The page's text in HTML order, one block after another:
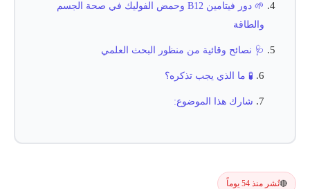
🌱 دور فيتامين B12 وحمض الفوليك في صحة الجسم
والطاقة
🩺 نصائح وقائية من منظور البحث العلمي
🧪 ما الذي يجب تذكره؟
شارك هذا الموضوع:
🔴نُشر منذ 54 يوماً